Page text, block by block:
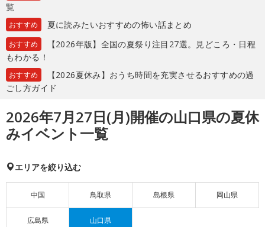
覧
おすすめ 夏に読みたいおすすめの怖い話まとめ
おすすめ
【2026年版】全国の夏祭り注目27選。見どころ・日程
もわかる！
おすすめ
【2026夏休み】おうち時間を充実させるおすすめの過
ごし方ガイド
2026年7月27日(月)開催の山口県の夏休
みイベント一覧
エリアを絞り込む
中国 鳥取県 島根県 岡山県
広島県 山口県